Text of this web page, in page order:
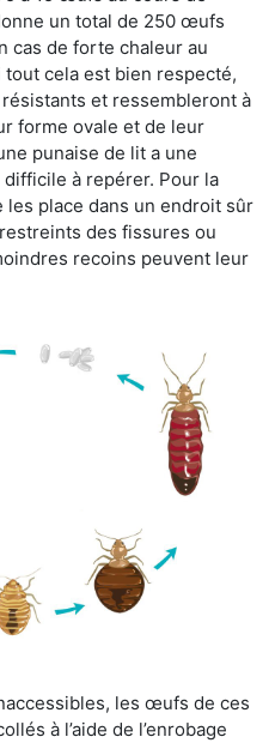
un total de 250 œufs
cas de forte chaleur au
cela est bien respecté,
et ressembleront à
forme ovale et de leur
punaise de lit a une
à repérer. Pour la
place dans un endroit sûr
des fissures ou
recoins peuvent leur
les œufs de ces
à l’aide de l’enrobage